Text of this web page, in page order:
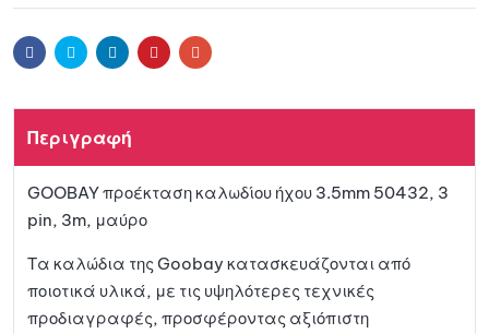
αγαπη
μένων
r
FacebookTwitter LinkedinPinterestEmail
Περιγραφή
GOOBAY προέκταση καλωδίου ήχου 3.5mm 50432, 3
pin, 3m, μαύρο
Τα καλώδια της Goobay κατασκευάζονται από
ποιοτικά υλικά, με τις υψηλότερες τεχνικές
προδιαγραφές, προσφέροντας αξιόπιστη